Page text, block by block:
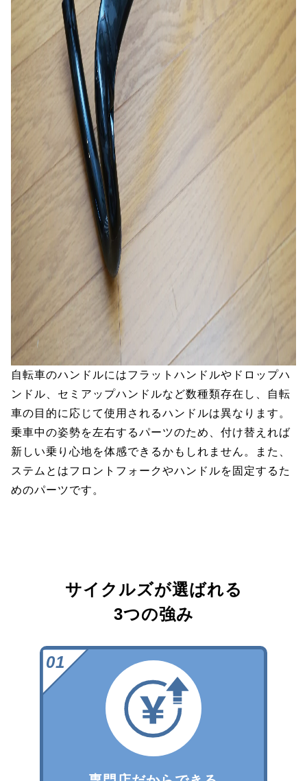
自転車のハンドルにはフラットハンドルやドロップハ
ンドル、セミアップハンドルなど数種類存在し、自転
車の目的に応じて使用されるハンドルは異なります。
乗車中の姿勢を左右するパーツのため、付け替えれば
新しい乗り心地を体感できるかもしれません。また、
ステムとはフロントフォークやハンドルを固定するた
めのパーツです。
サイクルズが選ばれる
3つの強み